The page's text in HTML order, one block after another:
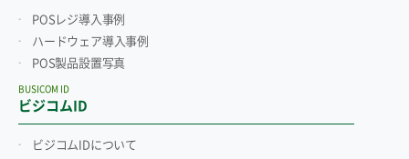
POSレジ導入事例
ハードウェア導入事例
POS製品設置写真
ビジコムID
BUSICOM ID
ビジコムIDについて